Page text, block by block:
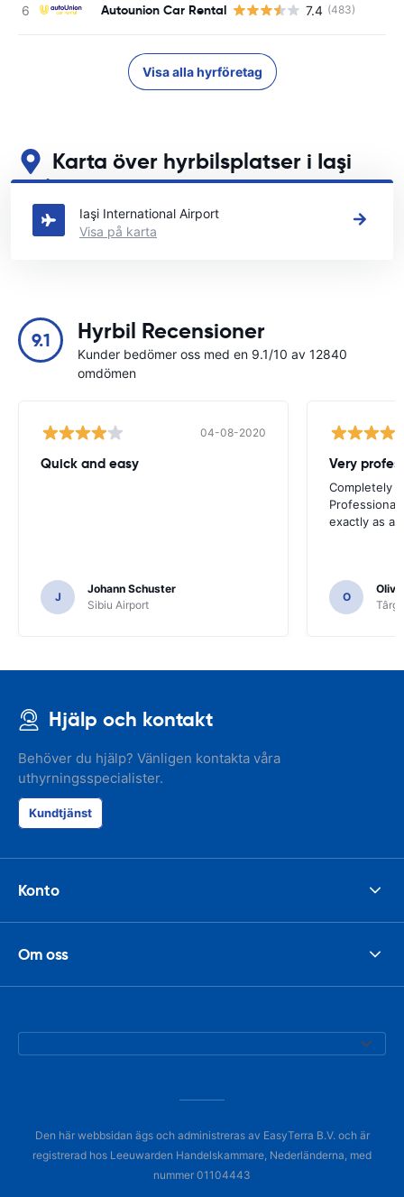
Autounion Car Rental 7.4 (483)
Visa alla hyrföretag
Karta över hyrbilsplatser i Iaşi
Se våra huvudsakliga biluthyrningsplatser i Iaşi
Iaşi International Airport
Visa på karta
9.1 Hyrbil Recensioner
Kunder bedömer oss med en 9.1/10 av 12840
omdömen
04-08-2020
Quick and easy
J
Johann Schuster
Sibiu Airport
Completely
exactly as
O
Hjälp och kontakt
Behöver du hjälp? Vänligen kontakta våra
uthyrningsspecialister.
Kundtjänst
Konto
Om oss
Den här webbsidan ägs och administreras av EasyTerra B.V. och är
registrerad hos Leeuwarden Handelskammare, Nederländerna, med
nummer 01104443